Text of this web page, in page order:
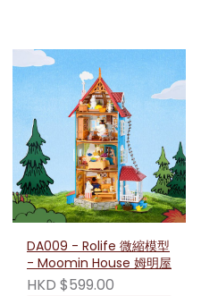
DA009 - Rolife 微縮模型
- Moomin House 姆明屋
HKD $599.00